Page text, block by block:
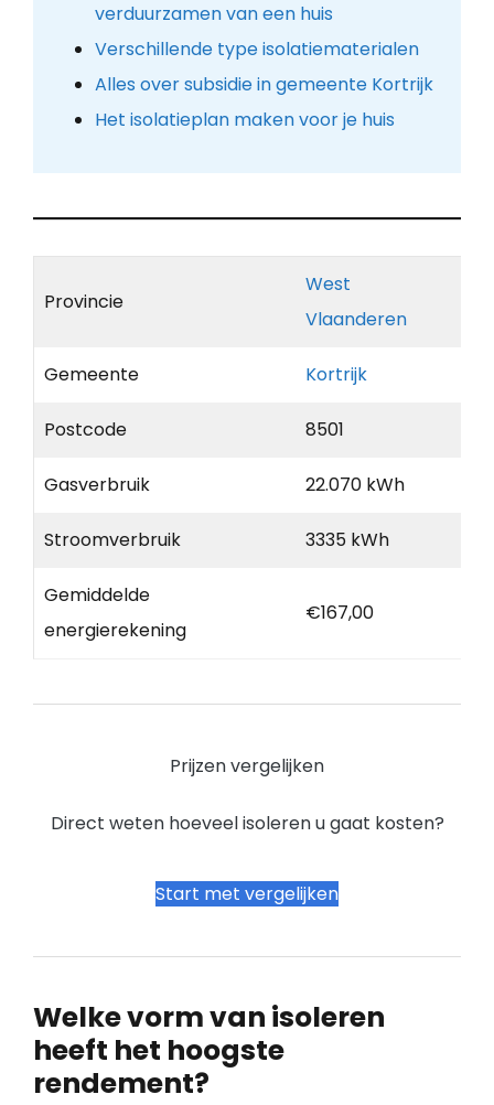
verduurzamen van een huis
Verschillende type isolatiematerialen
Alles over subsidie in gemeente Kortrijk
Het isolatieplan maken voor je huis
Provincie
West
Vlaanderen
Gemeente Kortrijk
Postcode 8501
Gasverbruik 22.070 kWh
Stroomverbruik 3335 kWh
Gemiddelde
energierekening
€167,00
Prijzen vergelijken
Direct weten hoeveel isoleren u gaat kosten?
Start met vergelijken
Welke vorm van isoleren
heeft het hoogste
rendement?